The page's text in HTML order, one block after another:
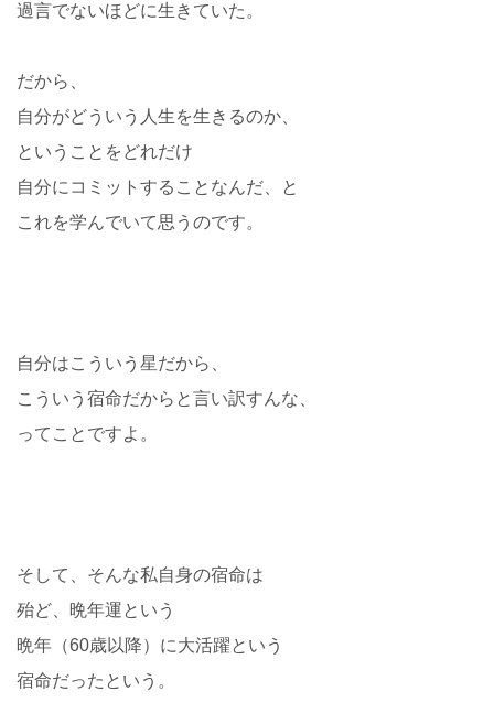
過言でないほどに生きていた。
だから、
自分がどういう人生を生きるのか、
ということをどれだけ
自分にコミットすることなんだ、と
これを学んでいて思うのです。
自分はこういう星だから、
こういう宿命だからと言い訳すんな、
ってことですよ。
そして、そんな私自身の宿命は
殆ど、晩年運という
晩年（60歳以降）に大活躍という
宿命だったという。